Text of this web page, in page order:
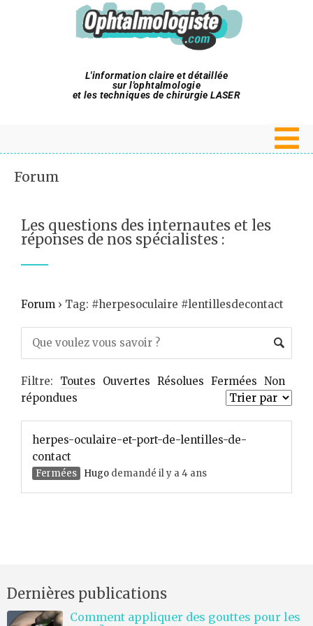
L'information claire et détaillée
sur l'ophtalmologie
et les techniques de chirurgie LASER
Forum
Les questions des internautes et les
réponses de nos spécialistes :
Forum › Tag: #herpesoculaire #lentillesdecontact
Filtre: Toutes Ouvertes Résolues Fermées Non
répondues
herpes-oculaire-et-port-de-lentilles-de-
contact
Fermées Hugo demandé il y a 4 ans
Dernières publications
Comment appliquer des gouttes pour les